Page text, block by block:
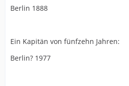
Berlin 1888
Ein Kapitän von fünfzehn Jahren:
Berlin? 1977